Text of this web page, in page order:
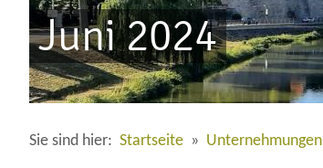
Juni 2024
Sie sind hier: Startseite » Unternehmungen